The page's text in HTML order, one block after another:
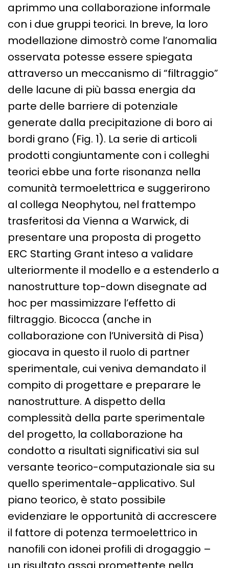
aprimmo una collaborazione informale
con i due gruppi teorici. In breve, la loro
modellazione dimostrò come l’anomalia
osservata potesse essere spiegata
attraverso un meccanismo di “filtraggio”
delle lacune di più bassa energia da
parte delle barriere di potenziale
generate dalla precipitazione di boro ai
bordi grano (Fig. 1). La serie di articoli
prodotti congiuntamente con i colleghi
teorici ebbe una forte risonanza nella
comunità termoelettrica e suggerirono
al collega Neophytou, nel frattempo
trasferitosi da Vienna a Warwick, di
presentare una proposta di progetto
ERC Starting Grant inteso a validare
ulteriormente il modello e a estenderlo a
nanostrutture top-down disegnate ad
hoc per massimizzare l’effetto di
filtraggio. Bicocca (anche in
collaborazione con l’Università di Pisa)
giocava in questo il ruolo di partner
sperimentale, cui veniva demandato il
compito di progettare e preparare le
nanostrutture. A dispetto della
complessità della parte sperimentale
del progetto, la collaborazione ha
condotto a risultati significativi sia sul
versante teorico-computazionale sia su
quello sperimentale-applicativo. Sul
piano teorico, è stato possibile
evidenziare le opportunità di accrescere
il fattore di potenza termoelettrico in
nanofili con idonei profili di drogaggio –